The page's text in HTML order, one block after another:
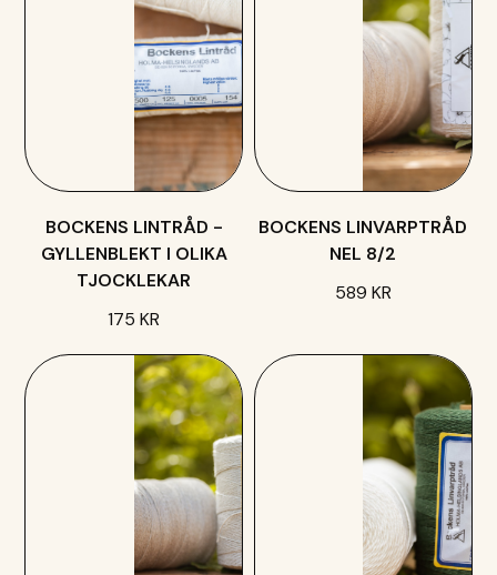
BOCKENS LINTRÅD -
GYLLENBLEKT I OLIKA
TJOCKLEKAR
175 KR
BOCKENS LINVARPTRÅD
NEL 8/2
589 KR